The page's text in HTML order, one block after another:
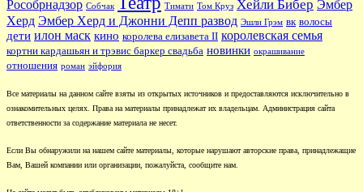
Рособрнадзор Собчак Тимати Том Круз Хейли Бибер Эмбер
Херд Эмбер Херд и Джонни Депп развод Эшли Грэм вк волосы
дети илон маск кино королева елизавета II королевская семья
кортни кардашьян и трэвис баркер свадьба новинки окрашивание
отношения роман эйфория
Все материалы на данном сайте взяты из открытых источников и предоставляются исключительно в
ознакомительных целях. Права на материалы принадлежат их владельцам. Администрация сайта
ответственности за содержание материала не несет.
Если Вы обнаружили на нашем сайте материалы, которые нарушают авторские права, принадлежащие
Вам, Вашей компании или организации, пожалуйста, сообщите нам.